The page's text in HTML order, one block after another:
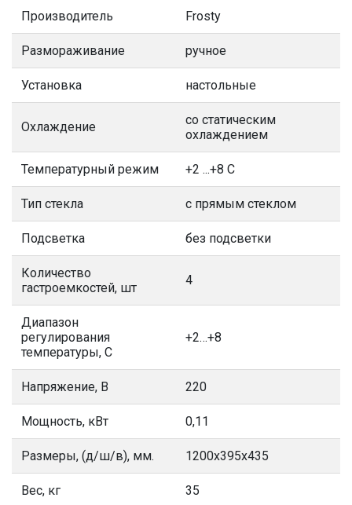
Производитель Frosty
Размораживание ручное
Установка настольные
Охлаждение
со статическим
охлаждением
Температурный режим +2 ...+8 С
Тип стекла с прямым стеклом
Подсветка без подсветки
Количество
гастроемкостей, шт
4
Диапазон
регулирования
температуры, С
+2…+8
Напряжение, В 220
Мощность, кВт 0,11
Размеры, (д/ш/в), мм. 1200x395x435
Вес, кг 35